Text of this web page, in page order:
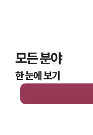
모든 분야
한 눈에 보기